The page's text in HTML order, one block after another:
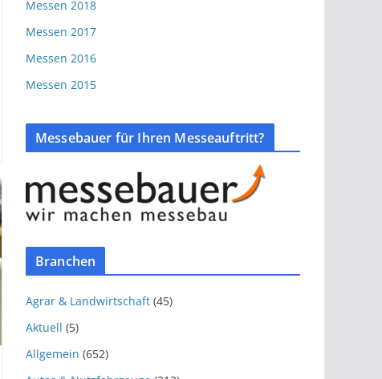
Messen 2018
Messen 2017
Messen 2016
Messen 2015
Messebauer für Ihren Messeauftritt?
Branchen
Agrar & Landwirtschaft (45)
Aktuell (5)
Allgemein (652)